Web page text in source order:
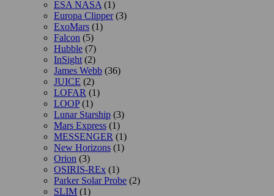
ESA NASA (1)
Europa Clipper(3)
ExoMars (1)
Falcon (5)
Hubble (7)
InSight (2)
James Webb (36)
JUICE (2)
LOFAR (1)
LOOP(1)
Lunar Starship (3)
Mars Express (1)
MESSENGER (1)
New Horizons (1)
Orion (3)
OSIRIS-REx (1)
Parker Solar Probe (2)
SLIM (1)